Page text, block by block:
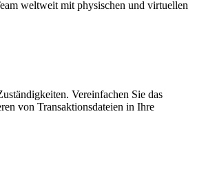
weltweit mit physischen und virtuellen
Vereinfachen Sie das
von Transaktionsdateien in Ihre